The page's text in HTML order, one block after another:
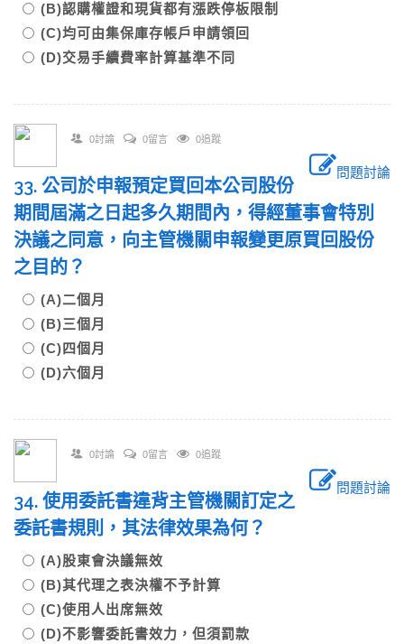
(B)認購權證和現貨都有漲跌停板限制
(C)均可由集保庫存帳戶申請領回
(D)交易手續費率計算基準不同
0討論 0留言 0追蹤
問題討論
33. 公司於申報預定買回本公司股份
期間屆滿之日起多久期間內，得經董事會特別
決議之同意，向主管機關申報變更原買回股份
之目的？
(A)二個月
(B)三個月
(C)四個月
(D)六個月
0討論 0留言 0追蹤
問題討論
34. 使用委託書違背主管機關訂定之
委託書規則，其法律效果為何？
(A)股東會決議無效
(B)其代理之表決權不予計算
(C)使用人出席無效
(D)不影響委託書效力，但須罰款